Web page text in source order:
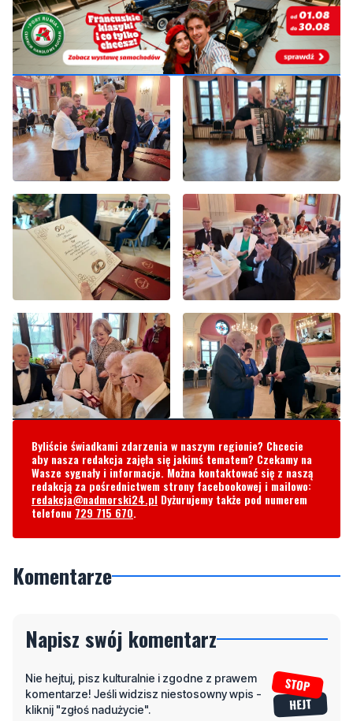
Byliście świadkami zdarzenia w naszym regionie? Chcecie
aby nasza redakcja zajęła się jakimś tematem? Czekamy na
Wasze sygnały i informacje. Można kontaktować się z naszą
redakcja@nadmorski24.plDyżurujemy także pod numerem
telefonu729 715 670.
Komentarze
Napisz swój komentarz
komentarze! Jeśli widzisz niestosowny wpis -
Imię / Podpis